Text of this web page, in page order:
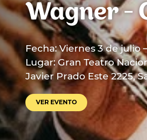
Wagner -
Fecha: Viernes 3 de julio
Lugar: Gran Teatro
Javier Prado Este 2225,
VER EVENTO